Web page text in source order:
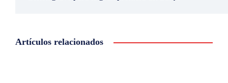
Artículos relacionados